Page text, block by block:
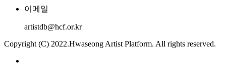
이메일
artistdb@hcf.or.kr
Copyright (C) 2022.Hwaseong Artist Platform. All rights reserved.